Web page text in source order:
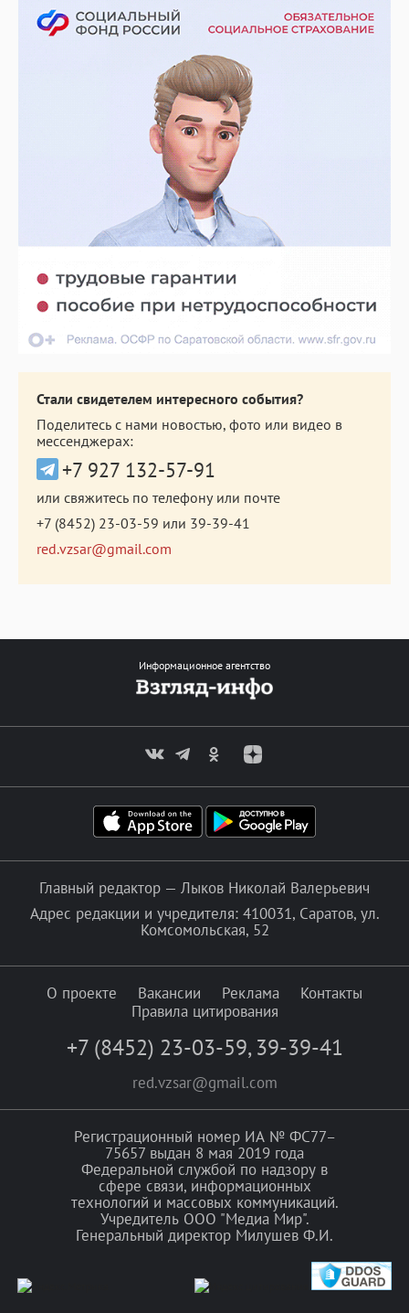
Стали свидетелем интересного события?
Поделитесь с нами новостью, фото или видео в
мессенджерах:
+7 927 132-57-91
или свяжитесь по телефону или почте
+7 (8452) 23-03-59 или 39-39-41
red.vzsar@gmail.com
Информационное агентство
Главный редактор — Лыков Николай Валерьевич
Адрес редакции и учредителя: 410031, Саратов, ул.
Комсомольская, 52
О проекте Вакансии Реклама
Контакты
Правила цитирования
+7 (8452) 23-03-59, 39-39-41
red.vzsar@gmail.com
Регистрационный номер ИА № ФС77–
75657 выдан 8 мая 2019 года
Федеральной службой по надзору в
сфере связи, информационных
технологий и массовых коммуникаций.
Учредитель ООО "Медиа Мир".
Генеральный директор Милушев Ф.И.